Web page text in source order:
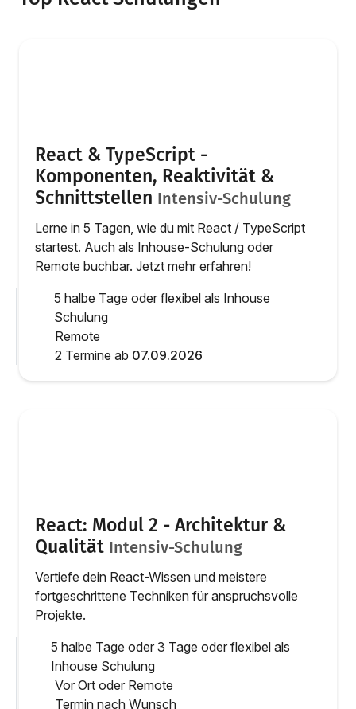
React & TypeScript -
Komponenten, Reaktivität &
Schnittstellen Intensiv-Schulung
Lerne in 5 Tagen, wie du mit React / TypeScript
startest. Auch als Inhouse-Schulung oder
Remote buchbar. Jetzt mehr erfahren!
5 halbe Tage oder flexibel als Inhouse
Schulung
Remote
2 Termine ab 07.09.2026
React: Modul 2 - Architektur &
Qualität Intensiv-Schulung
Vertiefe dein React-Wissen und meistere
fortgeschrittene Techniken für anspruchsvolle
Projekte.
5 halbe Tage oder 3 Tage oder flexibel als
Inhouse Schulung
Vor Ort oder Remote
Termin nach Wunsch